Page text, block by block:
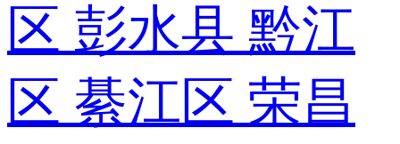
区 彭水县 黔江
区 綦江区 荣昌